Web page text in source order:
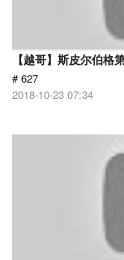
【越哥】斯皮尔伯格
# 627
2018-10-23 07:34